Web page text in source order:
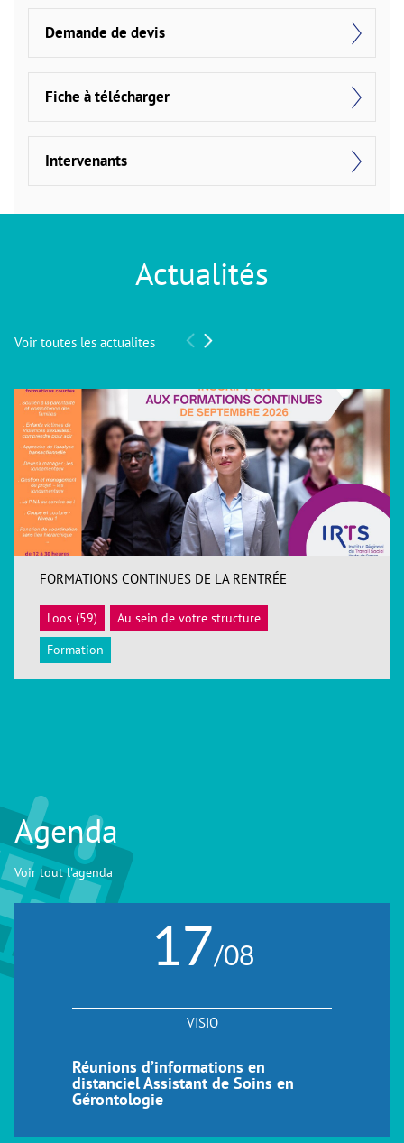
Demande de devis
Fiche à télécharger
Intervenants
Actualités
Voir toutes les actualites
ACCÉDER
FORMATIONS CONTINUES DE LA RENTRÉE
Loos (59)
Au sein de votre structure
Formation
Agenda
Voir tout l'agenda
17/08
VISIO
Réunions d’informations en
distanciel Assistant de Soins en
Gérontologie